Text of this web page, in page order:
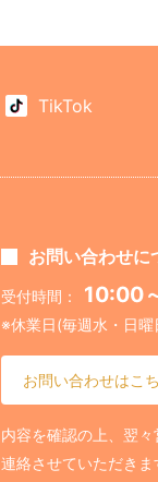
TikTok
お問い合わせに
受付時間： 10:00
※休業日(毎週水・日曜
お問い合わせはこ
内容を確認の上、翌
連絡させていただき